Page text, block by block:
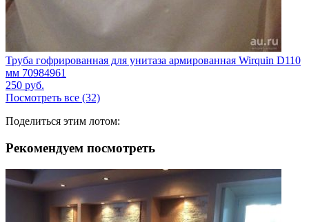
Труба гофрированная для унитаза армированная Wirquin D110
мм 70984961
250 руб.
Посмотреть все (32)
Поделиться этим лотом:
Рекомендуем посмотреть